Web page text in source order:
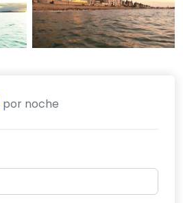
por noche